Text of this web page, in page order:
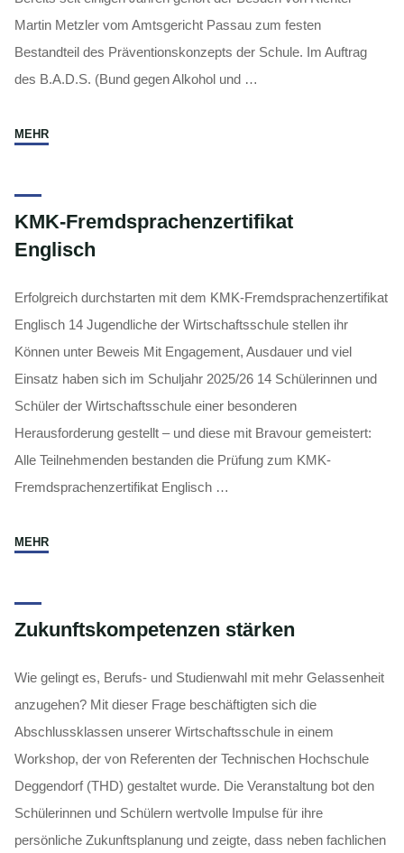
Martin Metzler vom Amtsgericht Passau zum festen
Bestandteil des Präventionskonzepts der Schule. Im Auftrag
des B.A.D.S. (Bund gegen Alkohol und …
MEHR"Alkohol
KMK-Fremdsprachenzertifikat
Englisch
Erfolgreich durchstarten mit dem KMK-Fremdsprachenzertifikat
Englisch 14 Jugendliche der Wirtschaftsschule stellen ihr
Können unter Beweis Mit Engagement, Ausdauer und viel
Einsatz haben sich im Schuljahr 2025/26 14 Schülerinnen und
Schüler der Wirtschaftsschule einer besonderen
Herausforderung gestellt – und diese mit Bravour gemeistert:
Alle Teilnehmenden bestanden die Prüfung zum KMK-
Fremdsprachenzertifikat Englisch …
MEHR"KMK-
Zukunftskompetenzen stärken
Wie gelingt es, Berufs- und Studienwahl mit mehr Gelassenheit
anzugehen? Mit dieser Frage beschäftigten sich die
Abschlussklassen unserer Wirtschaftsschule in einem
Workshop, der von Referenten der Technischen Hochschule
Deggendorf (THD) gestaltet wurde. Die Veranstaltung bot den
Schülerinnen und Schülern wertvolle Impulse für ihre
persönliche Zukunftsplanung und zeigte, dass neben fachlichen